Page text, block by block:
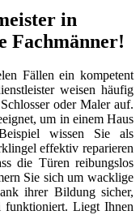
in
Fachmänner!
Fällen ein kompetent
weisen häufig
oder Maler auf.
um in einem Haus
wissen Sie als
effektiv reparieren
die Türen reibungslos
Sie sich um wacklige
ihrer Bildung sicher,
funktioniert. Liegt Ihnen